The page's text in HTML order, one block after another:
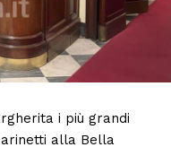
i più grandi
alla Bella